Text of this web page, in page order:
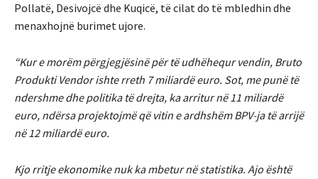
Pollatë, Desivojcë dhe Kuqicë, të cilat do të mbledhin dhe
menaxhojnë burimet ujore.
“Kur e morëm përgjegjësinë për të udhëhequr vendin, Bruto
Produkti Vendor ishte rreth 7 miliardë euro. Sot, me punë të
ndershme dhe politika të drejta, ka arritur në 11 miliardë
euro, ndërsa projektojmë që vitin e ardhshëm BPV-ja të arrijë
në 12 miliardë euro.
Kjo rritje ekonomike nuk ka mbetur në statistika. Ajo është